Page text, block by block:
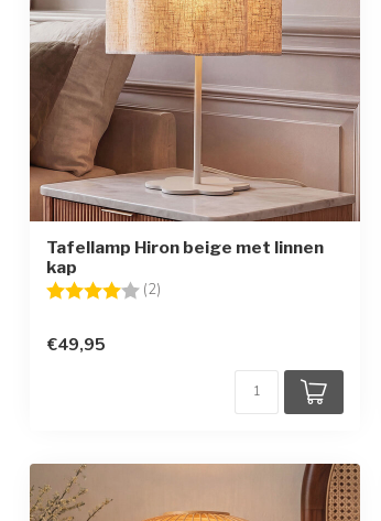
Tafellamp Hiron beige met linnen
kap
Beoordeling: (2)
€49,95